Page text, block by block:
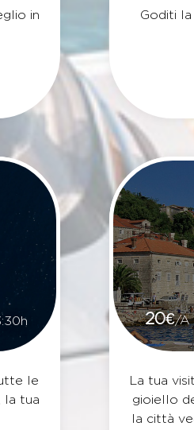
in
Goditi
le
la tua
20€/A
La tua
gioiello
la città